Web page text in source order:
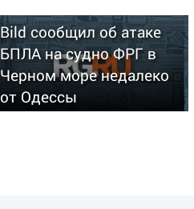
Bild сообщил об атаке
БПЛА на судно ФРГ в
Черном море недалеко
от Одессы